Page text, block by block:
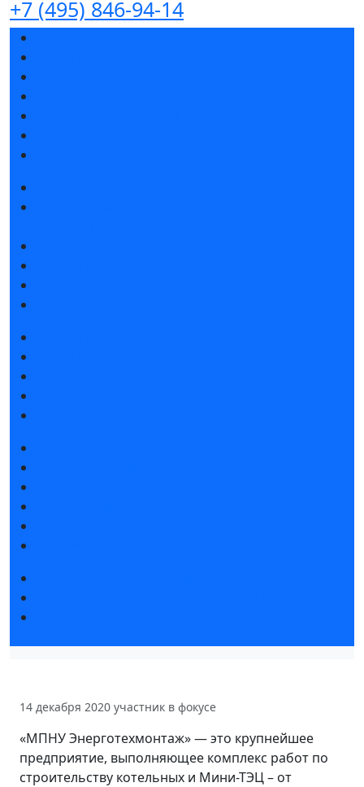
+7 (495) 846-94-14
14 декабря 2020 участник в фокусе
«МПНУ Энерготехмонтаж» — это крупнейшее
предприятие, выполняющее комплекс работ по
строительству котельных и Мини-ТЭЦ – от